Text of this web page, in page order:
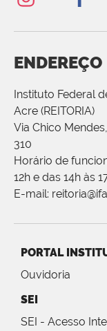
ENDEREÇO
Instituto Federal
Acre (REITORIA)
Via Chico
310
Horário de
12h e das 14h às
E-mail:
PORTAL
Ouvidoria
SEI
SEI - Acesso